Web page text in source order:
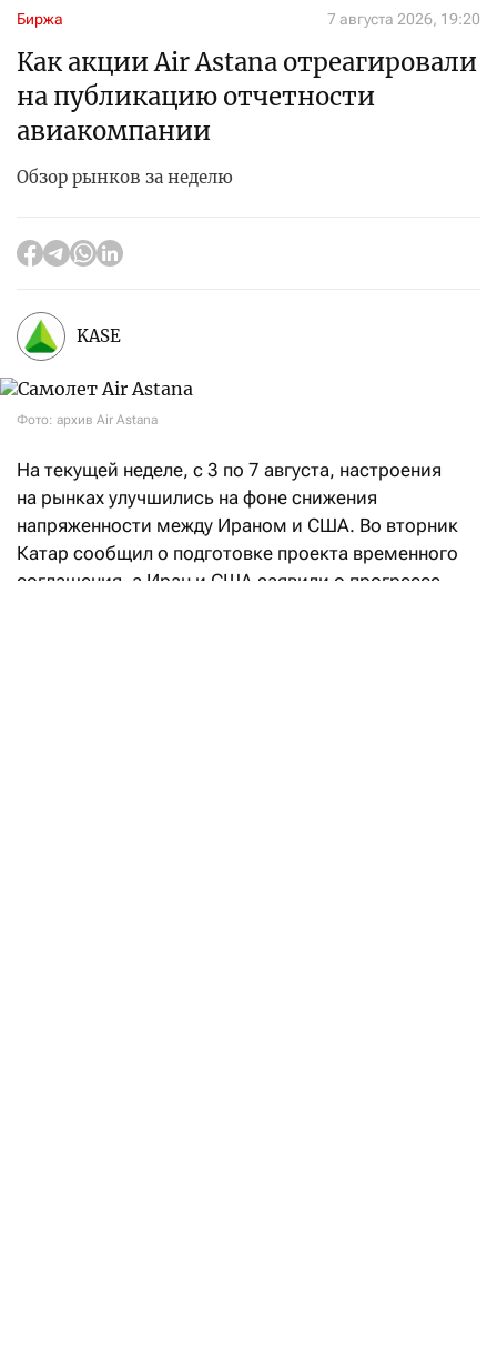
Биржа 7 августа 2026, 19:20
Как акции Air Astana отреагировали
на публикацию отчетности
авиакомпании
Обзор рынков за неделю
KASE
Фото: архив Air Astana
На текущей неделе, с 3 по 7 августа, настроения
на рынках улучшились на фоне снижения
напряженности между Ираном и США. Во вторник
Катар сообщил о подготовке проекта временного
соглашения, а Иран и США заявили о прогрессе